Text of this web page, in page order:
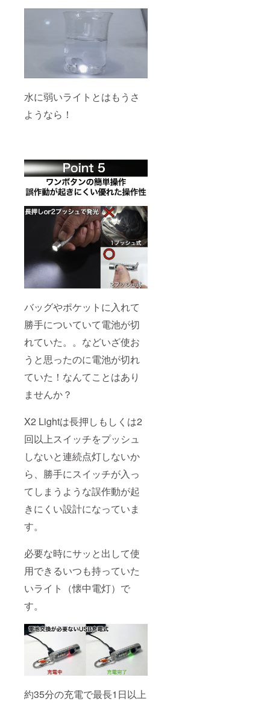
水に弱いライトとはもうさ
ようなら！
バッグやポケットに入れて
勝手についていて電池が切
れていた。。などいざ使お
うと思ったのに電池が切れ
ていた！なんてことはあり
ませんか？
X2 Lightは長押しもしくは2
回以上スイッチをプッシュ
しないと連続点灯しないか
ら、勝手にスイッチが入っ
てしまうような誤作動が起
きにくい設計になっていま
す。
必要な時にサッと出して使
用できるいつも持っていた
いライト（懐中電灯）で
す。
約35分の充電で最長1日以上